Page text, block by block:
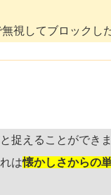
視してブロックし
捉えることができ
は懐かしさからの